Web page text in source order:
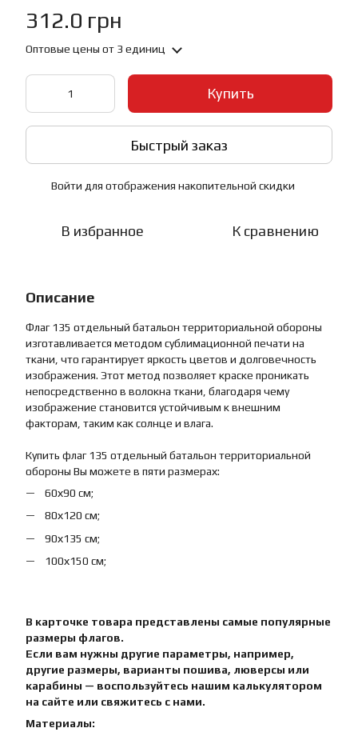
312.0 грн
Оптовые цены от 3 единиц
Купить
Быстрый заказ
Войти для отображения накопительной скидки
В избранное К сравнению
Описание
Флаг 135 отдельный батальон территориальной обороны
изготавливается методом сублимационной печати на
ткани, что гарантирует яркость цветов и долговечность
изображения. Этот метод позволяет краске проникать
непосредственно в волокна ткани, благодаря чему
изображение становится устойчивым к внешним
факторам, таким как солнце и влага.
Купить флаг 135 отдельный батальон территориальной
обороны Вы можете в пяти размерах:
60х90 см;
80х120 см;
90х135 см;
100х150 см;
В карточке товара представлены самые популярные
размеры флагов.
Если вам нужны другие параметры, например,
другие размеры, варианты пошива, люверсы или
карабины — воспользуйтесь нашим калькулятором
на сайте или свяжитесь с нами.
Материалы: